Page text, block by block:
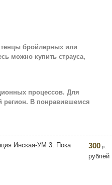
бройлерных или
можно купить страуса,
процессов. Для
регион. В понравившемся
Инская-УМ 3. Пока
300 р.
рублей